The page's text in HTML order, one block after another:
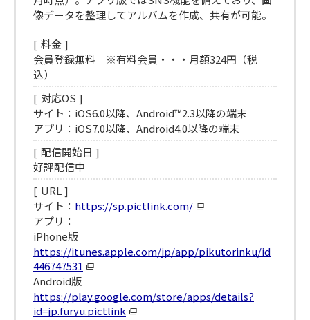
像データを整理してアルバムを作成、共有が可能。
料金
会員登録無料 ※有料会員・・・月額324円（税
込）
対応OS
サイト：iOS6.0以降、Android™2.3以降の端末
アプリ：iOS7.0以降、Android4.0以降の端末
配信開始日
好評配信中
URL
サイト： https://sp.pictlink.com/
アプリ：
iPhone版
https://itunes.apple.com/jp/app/pikutorinku/id
446747531
Android版
https://play.google.com/store/apps/details?
id=jp.furyu.pictlink